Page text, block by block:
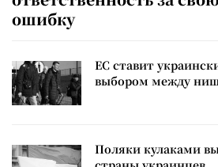
ошибку
ЕС ставит
выбором между
Поляки кулаками